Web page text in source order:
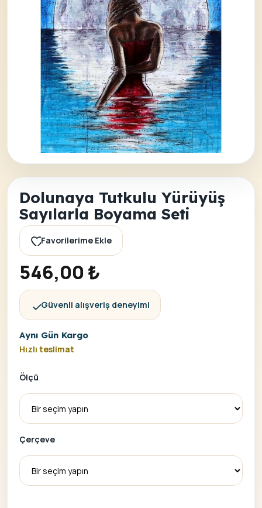
Dolunaya Tutkulu Yürüyüş
Sayılarla Boyama Seti
Favorilerime Ekle
546,00 ₺
Güvenli alışveriş deneyimi
Aynı Gün Kargo
Hızlı teslimat
Ölçü
Çerçeve